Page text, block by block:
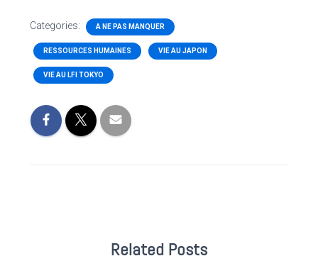
Categories: A NE PAS MANQUER
RESSOURCES HUMAINES VIE AU JAPON
VIE AU LFI TOKYO
Related Posts